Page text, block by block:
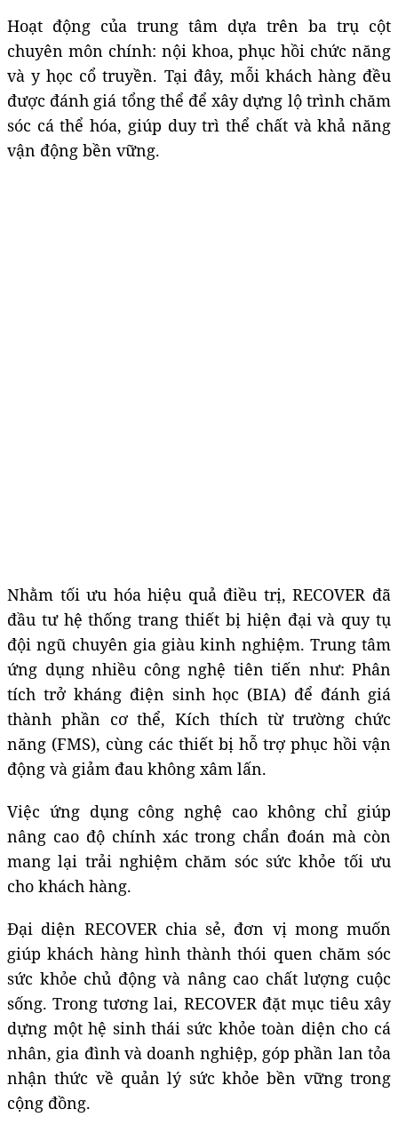
Hoạt động của trung tâm dựa trên ba trụ cột
chuyên môn chính: nội khoa, phục hồi chức năng
và y học cổ truyền. Tại đây, mỗi khách hàng đều
được đánh giá tổng thể để xây dựng lộ trình chăm
sóc cá thể hóa, giúp duy trì thể chất và khả năng
vận động bền vững.
Nhằm tối ưu hóa hiệu quả điều trị, RECOVER đã
đầu tư hệ thống trang thiết bị hiện đại và quy tụ
đội ngũ chuyên gia giàu kinh nghiệm. Trung tâm
ứng dụng nhiều công nghệ tiên tiến như: Phân
tích trở kháng điện sinh học (BIA) để đánh giá
thành phần cơ thể, Kích thích từ trường chức
năng (FMS), cùng các thiết bị hỗ trợ phục hồi vận
động và giảm đau không xâm lấn.
Việc ứng dụng công nghệ cao không chỉ giúp
nâng cao độ chính xác trong chẩn đoán mà còn
mang lại trải nghiệm chăm sóc sức khỏe tối ưu
cho khách hàng.
Đại diện RECOVER chia sẻ, đơn vị mong muốn
giúp khách hàng hình thành thói quen chăm sóc
sức khỏe chủ động và nâng cao chất lượng cuộc
sống. Trong tương lai, RECOVER đặt mục tiêu xây
dựng một hệ sinh thái sức khỏe toàn diện cho cá
nhân, gia đình và doanh nghiệp, góp phần lan tỏa
nhận thức về quản lý sức khỏe bền vững trong
cộng đồng.